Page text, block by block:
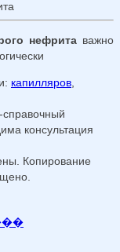
нефритаважно
капилляров
консультация
Копирование